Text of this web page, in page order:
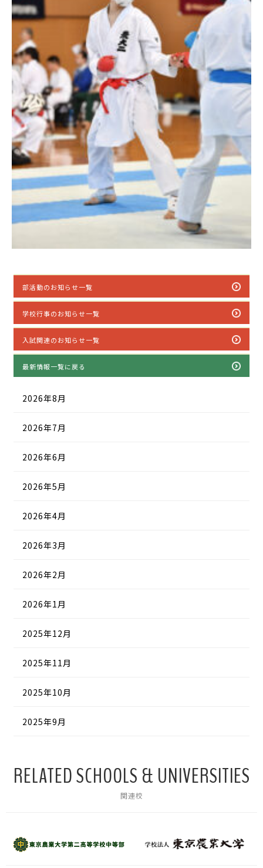
部活動のお知らせ一覧
学校行事のお知らせ一覧
入試関連のお知らせ一覧
最新情報一覧に戻る
2026年8月
2026年7月
2026年6月
2026年5月
2026年4月
2026年3月
2026年2月
2026年1月
2025年12月
2025年11月
2025年10月
2025年9月
RELATED SCHOOLS & UNIVERSITIES
関連校